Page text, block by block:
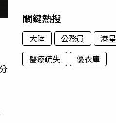
關鍵熱搜
大陸 公務員 港星
醫療疏失
優衣庫